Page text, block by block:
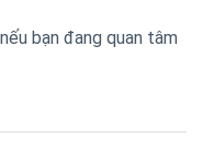
bạn đang quan tâm